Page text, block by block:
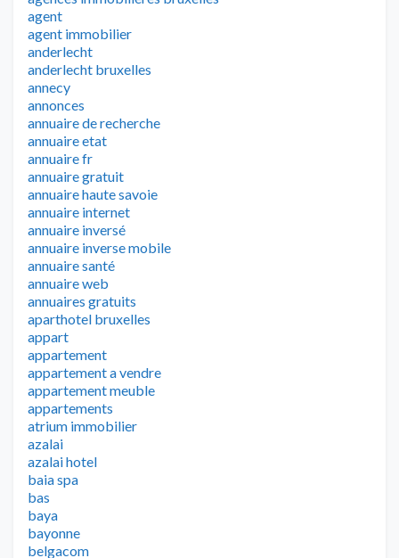
agent
agent immobilier
anderlecht
anderlecht bruxelles
annecy
annonces
annuaire de recherche
annuaire etat
annuaire fr
annuaire gratuit
annuaire haute savoie
annuaire internet
annuaire inversé
annuaire inverse mobile
annuaire santé
annuaire web
annuaires gratuits
aparthotel bruxelles
appart
appartement
appartement a vendre
appartement meuble
appartements
atrium immobilier
azalai
azalai hotel
baia spa
bas
baya
bayonne
belgacom